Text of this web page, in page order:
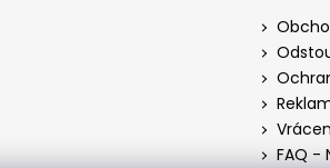
FAQ -